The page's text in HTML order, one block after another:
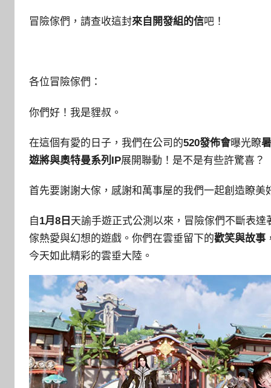
冒險傢們，請查收這封來自開發組的信吧！
各位冒險傢們：
你們好！我是貍叔。
在這個有愛的日子，我們在公司的520發佈會曝光瞭
遊將與奧特曼系列IP展開聯動！是不是有些許驚喜？
首先要謝謝大傢，感謝和萬事屋的我們一起創造瞭
自 1月8日 天諭手遊正式公測以來，冒險傢們不斷表
傢熱愛與幻想的遊戲。你們在雲垂留下的歡笑與故事
今天如此精彩的雲垂大陸。